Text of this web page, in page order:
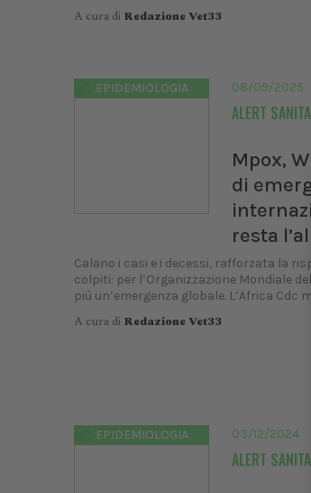
A cura di Redazione Vet33
EPIDEMIOLOGIA 08/09/2025
ALERT
Mpox,
di
resta
Calano i casi e i decessi, rafforzata la
colpiti: per l’Organizzazione Mondiale
più un’emergenza globale. L’Africa Cdc
A cura di Redazione Vet33
EPIDEMIOLOGIA 03/12/2024
ALERT